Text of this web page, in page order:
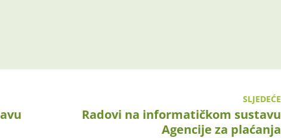
SLJEDEĆE
Radovi na informatičkom sustavu
Agencije za plaćanja